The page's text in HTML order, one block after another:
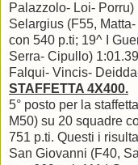
Palazzolo- Loi-
Selargius (F55,
con 540 p.ti; 19^ I
Serra- Cipullo)
Falqui- Vincis-
STAFFETTA 4X400.
5° posto per la
M50) su 20 squadre
751 p.ti. Questi i
San Giovanni (F40,